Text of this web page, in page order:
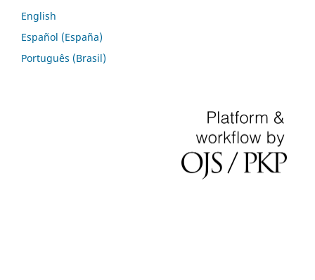
English
Español (España)
Português (Brasil)